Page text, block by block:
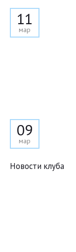
11
мар
09
мар
Новости клуба